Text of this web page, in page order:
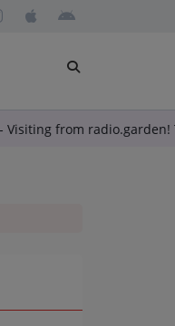
Henry-Visiting from